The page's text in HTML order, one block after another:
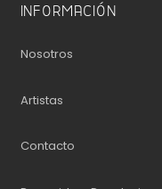
INFORMACIÓN
Nosotros
Artistas
Contacto